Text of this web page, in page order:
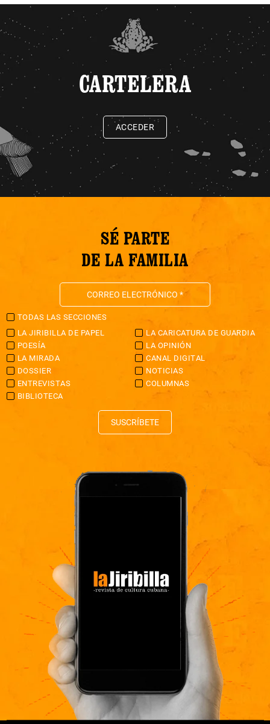
CARTELERA
ACCEDER
SÉ PARTE
DE LA FAMILIA
TODAS LAS SECCIONES
LA JIRIBILLA DE PAPEL
LA CARICATURA DE GUARDIA
POESÍA
LA OPINIÓN
LA MIRADA
CANAL DIGITAL
DOSSIER
NOTICIAS
ENTREVISTAS
COLUMNAS
BIBLIOTECA
SUSCRÍBETE